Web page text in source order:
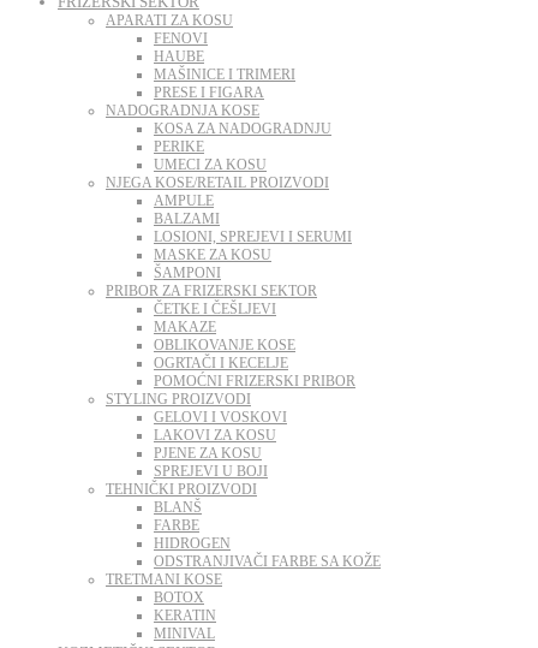
APARATI ZA KOSU
FENOVI
HAUBE
MAŠINICE I TRIMERI
PRESE I FIGARA
NADOGRADNJA KOSE
KOSA ZA NADOGRADNJU
PERIKE
UMECI ZA KOSU
NJEGA KOSE/RETAIL PROIZVODI
AMPULE
BALZAMI
LOSIONI, SPREJEVI I SERUMI
MASKE ZA KOSU
ŠAMPONI
PRIBOR ZA FRIZERSKI SEKTOR
ČETKE I ČEŠLJEVI
MAKAZE
OBLIKOVANJE KOSE
OGRTAČI I KECELJE
POMOĆNI FRIZERSKI PRIBOR
STYLING PROIZVODI
GELOVI I VOSKOVI
LAKOVI ZA KOSU
PJENE ZA KOSU
SPREJEVI U BOJI
TEHNIČKI PROIZVODI
BLANŠ
FARBE
HIDROGEN
ODSTRANJIVAČI FARBE SA KOŽE
TRETMANI KOSE
BOTOX
KERATIN
MINIVAL